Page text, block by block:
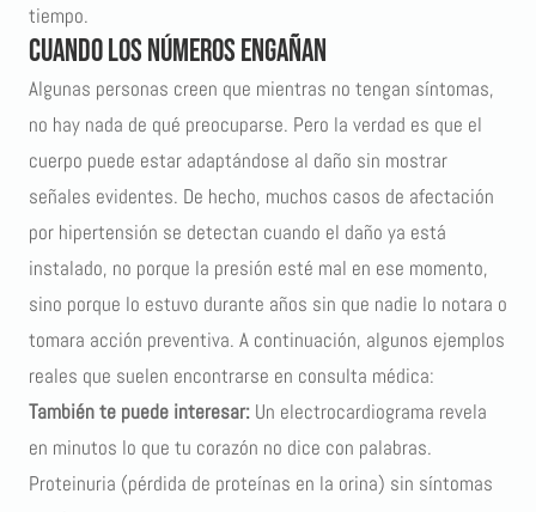
tiempo.
Cuando los números engañan
Algunas personas creen que mientras no tengan síntomas,
no hay nada de qué preocuparse. Pero la verdad es que el
cuerpo puede estar adaptándose al daño sin mostrar
señales evidentes. De hecho, muchos casos de afectación
por hipertensión se detectan cuando el daño ya está
instalado, no porque la presión esté mal en ese momento,
sino porque lo estuvo durante años sin que nadie lo notara o
tomara acción preventiva. A continuación, algunos ejemplos
reales que suelen encontrarse en consulta médica:
También te puede interesar: Un electrocardiograma revela
en minutos lo que tu corazón no dice con palabras.
Proteinuria (pérdida de proteínas en la orina) sin síntomas